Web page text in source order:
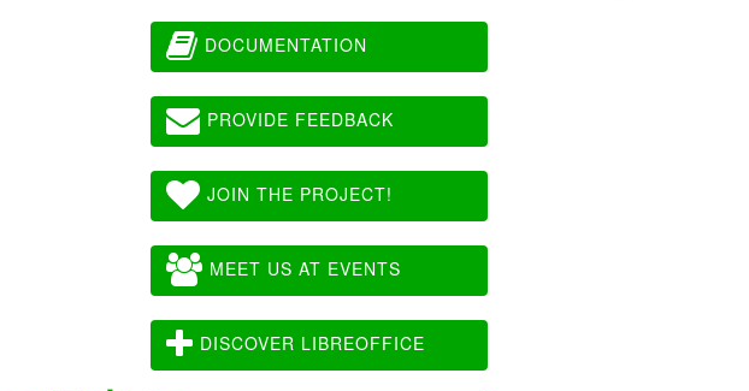
DOCUMENTATION
PROVIDE FEEDBACK
JOIN THE PROJECT!
MEET US AT EVENTS
DISCOVER LIBREOFFICE